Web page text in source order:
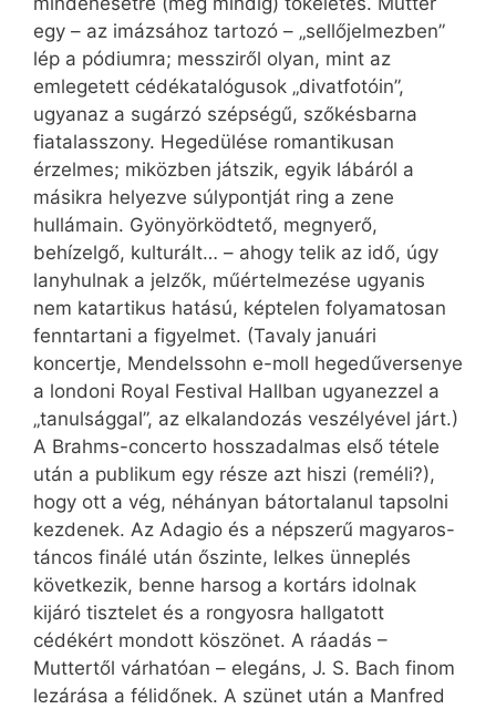
egy – az imázsához tartozó – „sellőjelmezben”
lép a pódiumra; messziről olyan, mint az
emlegetett cédékatalógusok „divatfotóin”,
ugyanaz a sugárzó szépségű, szőkésbarna
fiatalasszony. Hegedülése romantikusan
érzelmes; miközben játszik, egyik lábáról a
másikra helyezve súlypontját ring a zene
hullámain. Gyönyörködtető, megnyerő,
behízelgő, kulturált… – ahogy telik az idő, úgy
lanyhulnak a jelzők, műértelmezése ugyanis
nem katartikus hatású, képtelen folyamatosan
fenntartani a figyelmet. (Tavaly januári
koncertje, Mendelssohn e-moll hegedűversenye
a londoni Royal Festival Hallban ugyanezzel a
„tanulsággal”, az elkalandozás veszélyével járt.)
A Brahms-concerto hosszadalmas első tétele
után a publikum egy része azt hiszi (reméli?),
hogy ott a vég, néhányan bátortalanul tapsolni
kezdenek. Az Adagio és a népszerű magyaros-
táncos finálé után őszinte, lelkes ünneplés
következik, benne harsog a kortárs idolnak
kijáró tisztelet és a rongyosra hallgatott
cédékért mondott köszönet. A ráadás –
Muttertől várhatóan – elegáns, J. S. Bach finom
lezárása a félidőnek. A szünet után a Manfred